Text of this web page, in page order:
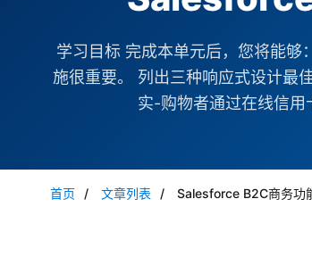
学习目标 完成本单元后，您将能够
施很重要。 列出三种响应式设计最
实-购物者通过在线信
首页 / 文章列表 / Salesforce B2C商务功